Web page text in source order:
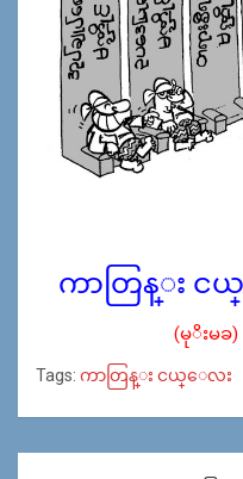
ကာတြန္း ငယ္
(မုိးမခ)
Tags: ကာတြန္း ငယ္ေလး
Post